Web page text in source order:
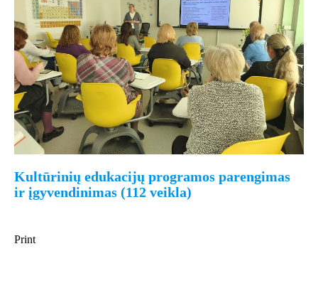
Kultūrinių edukacijų programos parengimas
ir įgyvendinimas (112 veikla)
Print